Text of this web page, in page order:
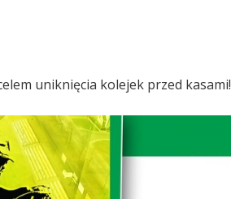
uniknięcia kolejek przed kasami!